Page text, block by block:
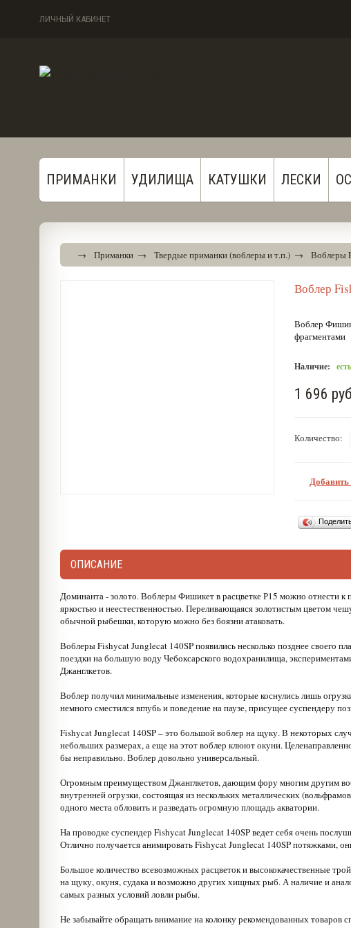
ЛИЧНЫЙ КАБИНЕТ
ПРИМАНКИ УДИЛИЩА КАТУШКИ ЛЕСКИ
→ Приманки → Твердые приманки (воблеры и т.п.) → Воблеры
Воблер
Воблер
фрагментами
Наличие:
1 696
Количество:
Добавить
ОПИСАНИЕ
Доминанта - золото. Воблеры Фишикет в расцветке Р15 можно отнести к
яркостью и неестественностью. Переливающаяся золотистым цветом
обычной рыбешки, которую можно без боязни атаковать.
Воблеры Fishycat Junglecat 140SP появились несколько позднее своего
поездки на большую воду Чебоксарского водохранилища,
Джанглкетов.
Воблер получил минимальные изменения, которые коснулись лишь
немного сместился вглубь и поведение на паузе, присущее суспендеру
Fishycat Junglecat 140SP – это большой воблер на щуку. В некоторых
небольших размерах, а еще на этот воблер клюют окуни.
бы неправильно. Воблер довольно универсальный.
Огромным преимуществом Джанглкетов, дающим фору многим другим
внутренней огрузки, состоящая из нескольких металлических
одного места обловить и разведать огромную площадь акватории.
На проводке суспендер Fishycat Junglecat 140SP ведет себя очень
Отлично получается анимировать Fishycat Junglecat 140SP потяжками,
Большое количество всевозможных расцветок и высококачественные
на щуку, окуня, судака и возможно других хищных рыб. А наличие и
самых разных условий ловли рыбы.
Не забывайте обращать внимание на колонку рекомендованных товаров